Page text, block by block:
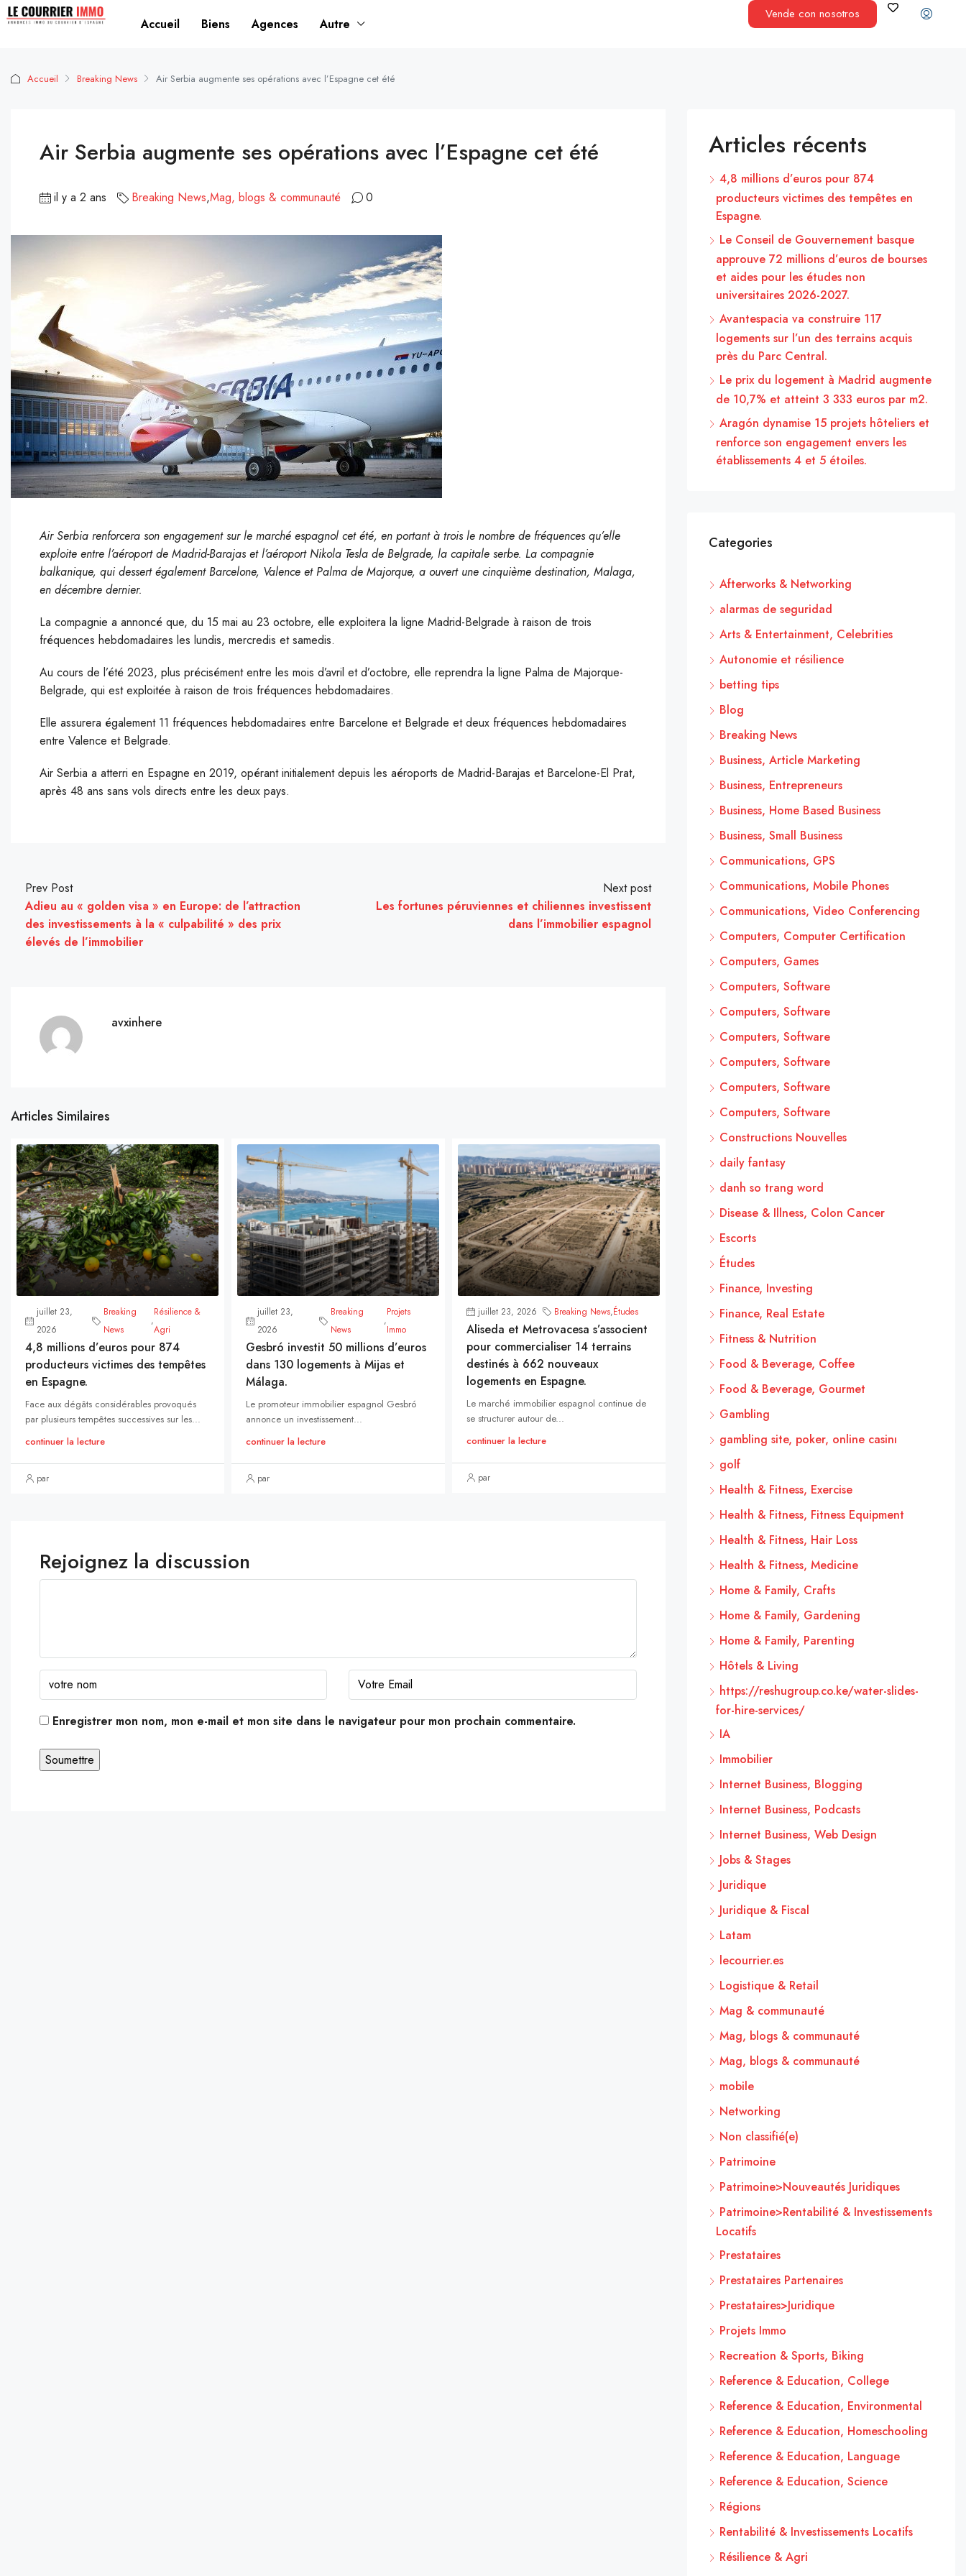
Accueil Biens Agences Autre
Vende con nosotros
Accueil Breaking News Air Serbia augmente ses opérations avec l’Espagne cet été
Air Serbia augmente ses opérations avec l’Espagne cet été
il y a 2 ans Breaking News,Mag, blogs & communauté 0
Air Serbia renforcera son engagement sur le marché espagnol cet été, en portant à trois le nombre de fréquences qu’elle
exploite entre l’aéroport de Madrid-Barajas et l’aéroport Nikola Tesla de Belgrade, la capitale serbe. La compagnie
balkanique, qui dessert également Barcelone, Valence et Palma de Majorque, a ouvert une cinquième destination, Malaga,
en décembre dernier.
La compagnie a annoncé que, du 15 mai au 23 octobre, elle exploitera la ligne Madrid-Belgrade à raison de trois
fréquences hebdomadaires les lundis, mercredis et samedis.
Au cours de l’été 2023, plus précisément entre les mois d’avril et d’octobre, elle reprendra la ligne Palma de Majorque-
Belgrade, qui est exploitée à raison de trois fréquences hebdomadaires.
Elle assurera également 11 fréquences hebdomadaires entre Barcelone et Belgrade et deux fréquences hebdomadaires
entre Valence et Belgrade.
Air Serbia a atterri en Espagne en 2019, opérant initialement depuis les aéroports de Madrid-Barajas et Barcelone-El Prat,
après 48 ans sans vols directs entre les deux pays.
Prev Post
Adieu au « golden visa » en Europe: de l’attraction
des investissements à la « culpabilité » des prix
élevés de l’immobilier
Next post
Les fortunes péruviennes et chiliennes investissent
dans l’immobilier espagnol
avxinhere
Articles Similaires
juillet 23,
2026
Breaking
News
,
Résilience &
Agri
4,8 millions d’euros pour 874
producteurs victimes des tempêtes
en Espagne.
Face aux dégâts considérables provoqués
par plusieurs tempêtes successives sur les...
continuer la lecture
par
juillet 23,
2026
Breaking
News
,
Projets
Immo
Gesbró investit 50 millions d’euros
dans 130 logements à Mijas et
Málaga.
Le promoteur immobilier espagnol Gesbró
annonce un investissement...
continuer la lecture
par
juillet 23, 2026 Breaking News,Études
Aliseda et Metrovacesa s’associent
pour commercialiser 14 terrains
destinés à 662 nouveaux
logements en Espagne.
Le marché immobilier espagnol continue de
se structurer autour de...
continuer la lecture
par
Rejoignez la discussion
Enregistrer mon nom, mon e-mail et mon site dans le navigateur pour mon prochain commentaire.
Articles récents
4,8 millions d’euros pour 874
producteurs victimes des tempêtes en
Espagne.
Le Conseil de Gouvernement basque
approuve 72 millions d’euros de bourses
et aides pour les études non
universitaires 2026-2027.
Avantespacia va construire 117
logements sur l’un des terrains acquis
près du Parc Central.
Le prix du logement à Madrid augmente
de 10,7% et atteint 3 333 euros par m2.
Aragón dynamise 15 projets hôteliers et
renforce son engagement envers les
établissements 4 et 5 étoiles.
Categories
Afterworks & Networking
alarmas de seguridad
Arts & Entertainment, Celebrities
Autonomie et résilience
betting tips
Blog
Breaking News
Business, Article Marketing
Business, Entrepreneurs
Business, Home Based Business
Business, Small Business
Communications, GPS
Communications, Mobile Phones
Communications, Video Conferencing
Computers, Computer Certification
Computers, Games
Computers, Software
Computers, Software
Computers, Software
Computers, Software
Computers, Software
Computers, Software
Constructions Nouvelles
daily fantasy
danh so trang word
Disease & Illness, Colon Cancer
Escorts
Études
Finance, Investing
Finance, Real Estate
Fitness & Nutrition
Food & Beverage, Coffee
Food & Beverage, Gourmet
Gambling
gambling site, poker, online casinı
golf
Health & Fitness, Exercise
Health & Fitness, Fitness Equipment
Health & Fitness, Hair Loss
Health & Fitness, Medicine
Home & Family, Crafts
Home & Family, Gardening
Home & Family, Parenting
Hôtels & Living
https://reshugroup.co.ke/water-slides-
for-hire-services/
IA
Immobilier
Internet Business, Blogging
Internet Business, Podcasts
Internet Business, Web Design
Jobs & Stages
Juridique
Juridique & Fiscal
Latam
lecourrier.es
Logistique & Retail
Mag & communauté
Mag, blogs & communauté
Mag, blogs & communauté
mobile
Networking
Non classifié(e)
Patrimoine
Patrimoine>Nouveautés Juridiques
Patrimoine>Rentabilité & Investissements
Locatifs
Prestataires
Prestataires Partenaires
Prestataires>Juridique
Projets Immo
Recreation & Sports, Biking
Reference & Education, College
Reference & Education, Environmental
Reference & Education, Homeschooling
Reference & Education, Language
Reference & Education, Science
Régions
Rentabilité & Investissements Locatifs
Résilience & Agri